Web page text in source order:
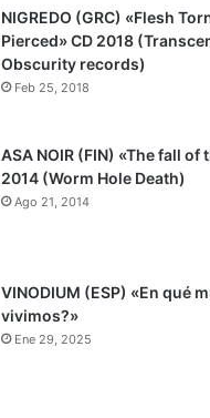
NIGREDO (GRC) «Flesh
Pierced» CD 2018
Obscurity records)
Feb 25, 2018
ASA NOIR (FIN) «The fall of
2014 (Worm Hole Death)
Ago 21, 2014
VINODIUM (ESP) «En qué
vivimos?»
Ene 29, 2025